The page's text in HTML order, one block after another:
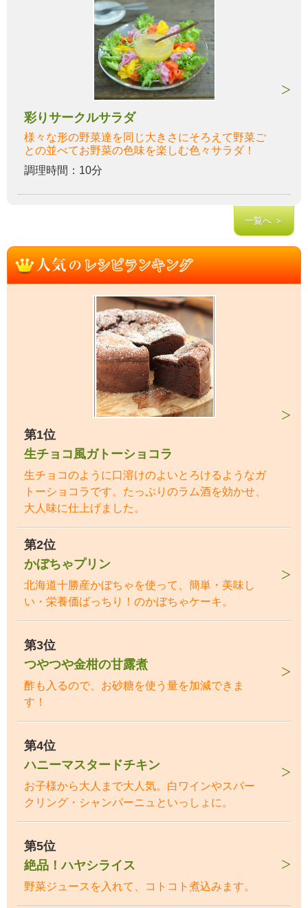
彩りサークルサラダ
様々な形の野菜達を同じ大きさにそろえて野菜ご
との並べてお野菜の色味を楽しむ色々サラダ！
調理時間：10分
一覧へ ＞
第1位
生チョコ風ガトーショコラ
生チョコのように口溶けのよいとろけるようなガ
トーショコラです。たっぷりのラム酒を効かせ、
大人味に仕上げました。
第2位
かぼちゃプリン
北海道十勝産かぼちゃを使って、簡単・美味し
い・栄養価ばっちり！のかぼちゃケーキ。
第3位
つやつや金柑の甘露煮
酢も入るので、お砂糖を使う量を加減できま
す！
第4位
ハニーマスタードチキン
お子様から大人まで大人気。白ワインやスパー
クリング・シャンパーニュといっしょに。
第5位
絶品！ハヤシライス
野菜ジュースを入れて、コトコト煮込みます。